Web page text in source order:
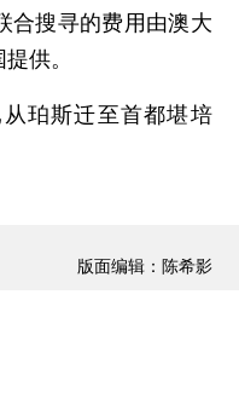
合搜寻的费用由澳大
供。
珀斯迁至首都堪培
版面编辑：陈希影